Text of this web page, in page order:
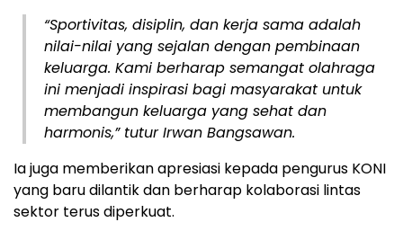
“Sportivitas, disiplin, dan kerja sama adalah
nilai-nilai yang sejalan dengan pembinaan
keluarga. Kami berharap semangat olahraga
ini menjadi inspirasi bagi masyarakat untuk
membangun keluarga yang sehat dan
harmonis,” tutur Irwan Bangsawan.
Ia juga memberikan apresiasi kepada pengurus KONI
yang baru dilantik dan berharap kolaborasi lintas
sektor terus diperkuat.